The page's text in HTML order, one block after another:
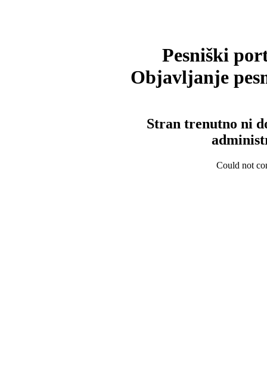
Pesniški
Objavljanje
Stran trenutno ni
Could not